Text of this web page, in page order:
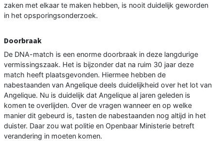
zaken met elkaar te maken hebben, is nooit duidelijk geworden
in het opsporingsonderzoek.
Doorbraak
De DNA-match is een enorme doorbraak in deze langdurige
vermissingszaak. Het is bijzonder dat na ruim 30 jaar deze
match heeft plaatsgevonden. Hiermee hebben de
nabestaanden van Angelique deels duidelijkheid over het lot van
Angelique. Nu is duidelijk dat Angelique al jaren geleden is
komen te overlijden. Over de vragen wanneer en op welke
manier dit gebeurd is, tasten de nabestaanden nog altijd in het
duister. Daar zou wat politie en Openbaar Ministerie betreft
verandering in moeten komen.